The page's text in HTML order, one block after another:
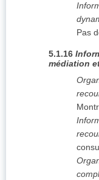
Pas
5.1.16
médiation